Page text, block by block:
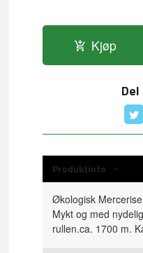
Kjøp
Produktinfo
Økologisk
Mykt og med
rullen.ca. 1700 m.